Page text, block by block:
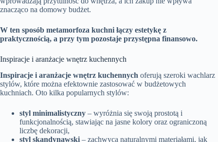
znacząco na domowy budżet.
W ten sposób metamorfoza kuchni łączy estetykę z
praktycznością, a przy tym pozostaje przystępna finansowo.
Inspiracje i aranżacje wnętrz kuchennych
Inspiracje i aranżacje wnętrz kuchennych oferują szeroki wachlarz
stylów, które można efektownie zastosować w budżetowych
kuchniach. Oto kilka popularnych stylów:
styl minimalistyczny – wyróżnia się swoją prostotą i
funkcjonalnością, stawiając na jasne kolory oraz ograniczoną
liczbę dekoracji,
styl skandynawski – zachwyca naturalnymi materiałami, jak